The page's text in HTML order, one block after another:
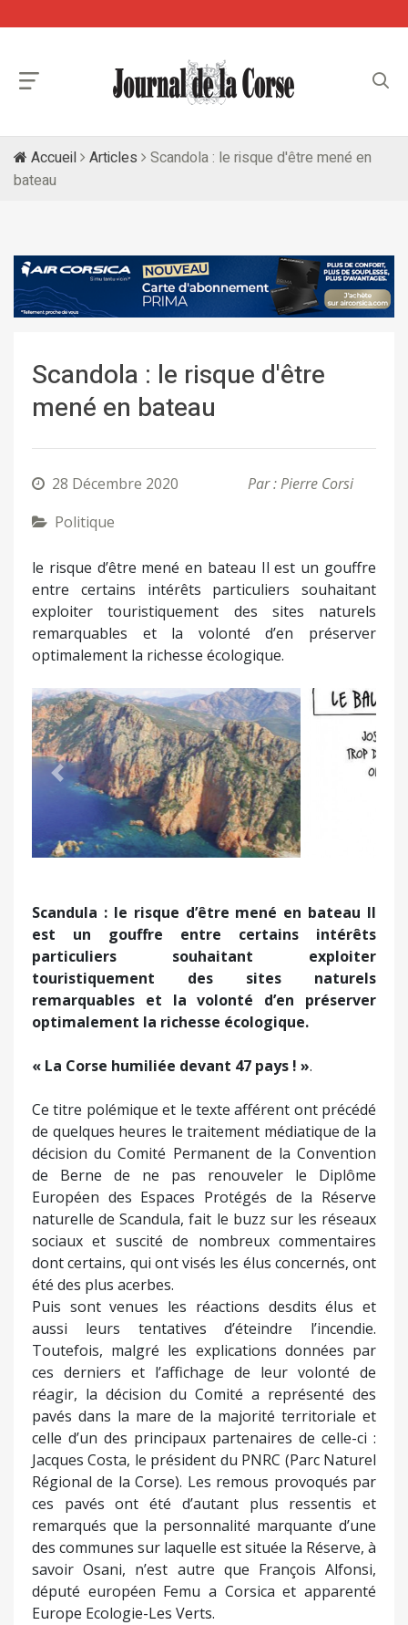
Accueil Articles
Scandola : le risque d'être mené en
bateau
Scandola : le risque d'être
mené en bateau
28 Décembre 2020
Par : Pierre Corsi
Politique
le risque d’être mené en bateau Il est un gouffre
entre certains intérêts particuliers souhaitant
exploiter touristiquement des sites naturels
remarquables et la volonté d’en préserver
optimalement la richesse écologique.
Précédent Suivant
Scandula : le risque d’être mené en bateau Il
est un gouffre entre certains intérêts
particuliers souhaitant exploiter
touristiquement des sites naturels
remarquables et la volonté d’en préserver
optimalement la richesse écologique.
« La Corse humiliée devant 47 pays ! ».
Ce titre polémique et le texte afférent ont précédé
de quelques heures le traitement médiatique de la
décision du Comité Permanent de la Convention
de Berne de ne pas renouveler le Diplôme
Européen des Espaces Protégés de la Réserve
naturelle de Scandula, fait le buzz sur les réseaux
sociaux et suscité de nombreux commentaires
dont certains, qui ont visés les élus concernés, ont
été des plus acerbes.
Puis sont venues les réactions desdits élus et
aussi leurs tentatives d’éteindre l’incendie.
Toutefois, malgré les explications données par
ces derniers et l’affichage de leur volonté de
réagir, la décision du Comité a représenté des
pavés dans la mare de la majorité territoriale et
celle d’un des principaux partenaires de celle-ci :
Jacques Costa, le président du PNRC (Parc Naturel
Régional de la Corse). Les remous provoqués par
ces pavés ont été d’autant plus ressentis et
remarqués que la personnalité marquante d’une
des communes sur laquelle est située la Réserve, à
savoir Osani, n’est autre que François Alfonsi,
député européen Femu a Corsica et apparenté
Europe Ecologie-Les Verts.